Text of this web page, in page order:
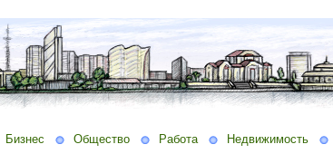
Бизнес Общество Работа Недвижимость